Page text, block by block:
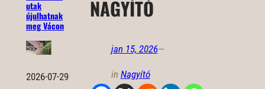
utak
újulhatnak
meg Vácon
2026-07-29
NAGYÍTÓ
jan 15, 2026—
in Nagyító